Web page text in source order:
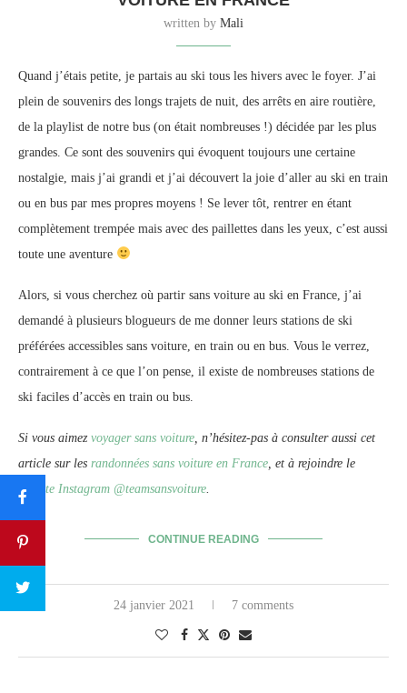
written by Mali
Quand j’étais petite, je partais au ski tous les hivers avec le foyer. J’ai
plein de souvenirs des longs trajets de nuit, des arrêts en aire routière,
de la playlist de notre bus (on était nombreuses !) décidée par les plus
grandes. Ce sont des souvenirs qui évoquent toujours une certaine
nostalgie, mais j’ai grandi et j’ai découvert la joie d’aller au ski en train
ou en bus par mes propres moyens ! Se lever tôt, rentrer en étant
complètement trempée mais avec des paillettes dans les yeux, c’est aussi
toute une aventure
Alors, si vous cherchez où partir sans voiture au ski en France, j’ai
demandé à plusieurs blogueurs de me donner leurs stations de ski
préférées accessibles sans voiture, en train ou en bus. Vous le verrez,
contrairement à ce que l’on pense, il existe de nombreuses stations de
ski faciles d’accès en train ou bus.
Si vous aimez voyager sans voiture, n’hésitez-pas à consulter aussi cet
article sur les randonnées sans voiture en France, et à rejoindre le
compte Instagram @teamsansvoiture.
CONTINUE READING
24 janvier 2021 7 comments